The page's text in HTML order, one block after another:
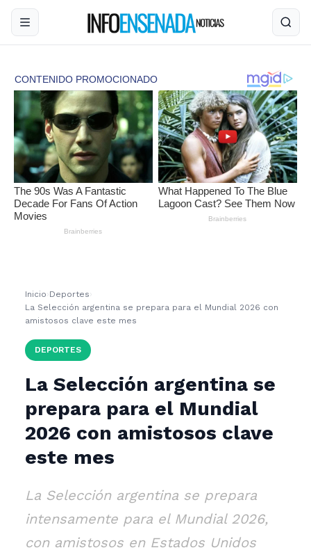
Inicio ›Deportes ›
La Selección argentina se prepara para el Mundial 2026 con
amistosos clave este mes
DEPORTES
La Selección argentina se
prepara para el Mundial
2026 con amistosos clave
este mes
La Selección argentina se prepara
intensamente para el Mundial 2026,
con amistosos en Estados Unidos